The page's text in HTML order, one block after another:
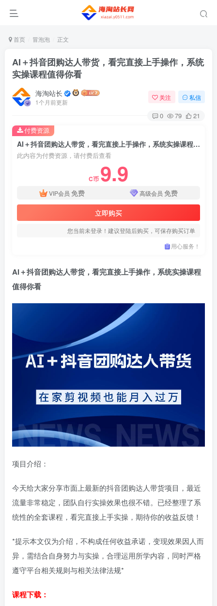
首页 冒泡泡 正文
AI＋抖音团购达人带货，看完直接上手操作，系统
实操课程值得你看
海淘站长
1个月前更新
关注 私信
0 79 21
AI＋抖音团购达人带货，看完直接上手操作，系统实操课程值得你看
此内容为付费资源，请付费后查看
C币 9.9
VIP会员 免费 高级会员 免费
立即购买
您当前未登录！建议登陆后购买，可保存购买订单
用心服务！
付费资源
AI＋抖音团购达人带货，看完直接上手操作，系统实操课程
值得你看
项目介绍：
今天给大家分享市面上最新的抖音团购达人带货项目，最近
流量非常稳定，团队自行实操效果也很不错。已经整理了系
统性的全套课程，看完直接上手实操，期待你的收益反馈！
*提示本文仅为介绍，不构成任何收益承诺，变现效果因人而
异，需结合自身努力与实操，合理运用所学内容，同时严格
遵守平台相关规则与相关法律法规*
课程下载：